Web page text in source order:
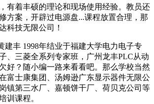
有着丰硕的理论和现场使用经验。教员还
方案，开辟过电源盘...课程放置合理，那
科技无限公司！
丰 1998年结业于福建大学电力电子专
、三菱全系列专家班，广州龙丰PLC从动
好？随小编一路来看看吧。那么学校当然
富士康集团、汤姆逊广东显示器件无限公
镇第三水厂、嘉顿饼干厂、荷贝克公司等
训课程。